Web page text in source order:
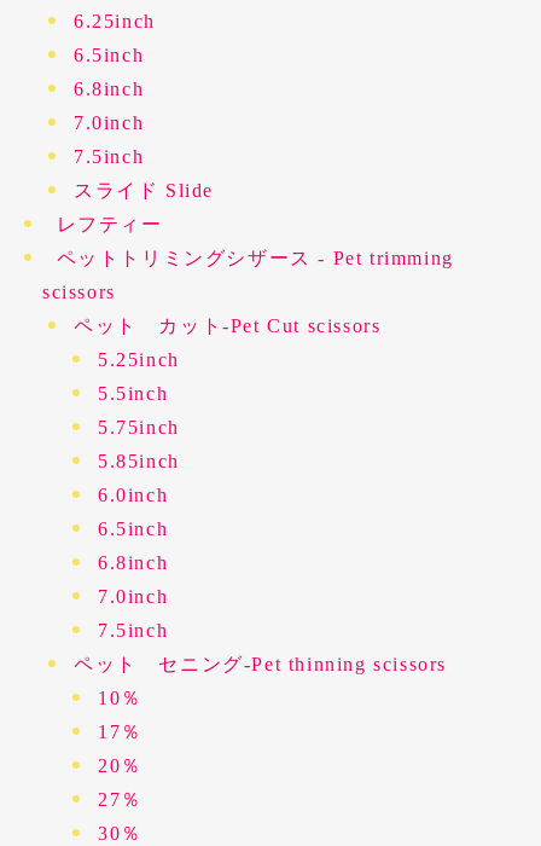
6.25inch
6.5inch
6.8inch
7.0inch
7.5inch
スライド Slide
レフティー
ペットトリミングシザース - Pet trimming
scissors
ペット カット-Pet Cut scissors
5.25inch
5.5inch
5.75inch
5.85inch
6.0inch
6.5inch
6.8inch
7.0inch
7.5inch
ペット セニング-Pet thinning scissors
10％
17％
20％
27％
30％